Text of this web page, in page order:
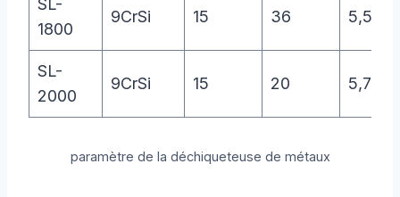
SL-
1800
9CrSi 15 36
SL-
2000
9CrSi 15 20
paramètre de la déchiqueteuse de métaux